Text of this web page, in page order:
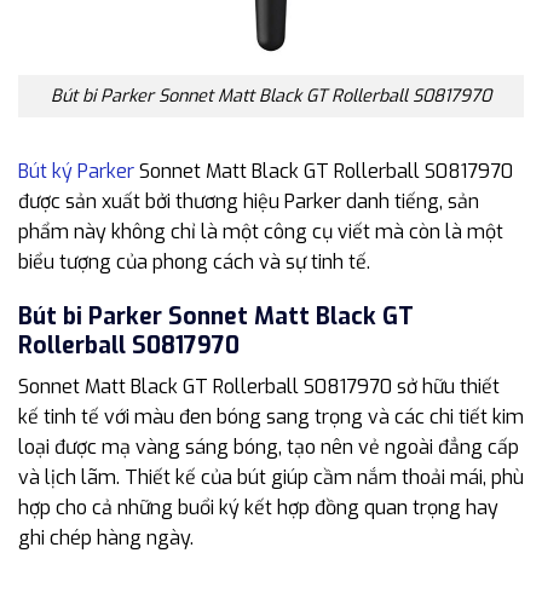
Bút bi Parker Sonnet Matt Black GT Rollerball S0817970
Bút ký ParkerSonnet Matt Black GT Rollerball S0817970
được sản xuất bởi thương hiệu Parker danh tiếng, sản
phẩm này không chỉ là một công cụ viết mà còn là một
biểu tượng của phong cách và sự tinh tế.
Bút bi Parker Sonnet Matt Black GT
Rollerball S0817970
Sonnet Matt Black GT Rollerball S0817970 sở hữu thiết
kế tinh tế với màu đen bóng sang trọng và các chi tiết kim
loại được mạ vàng sáng bóng, tạo nên vẻ ngoài đẳng cấp
và lịch lãm. Thiết kế của bút giúp cầm nắm thoải mái, phù
hợp cho cả những buổi ký kết hợp đồng quan trọng hay
ghi chép hàng ngày.